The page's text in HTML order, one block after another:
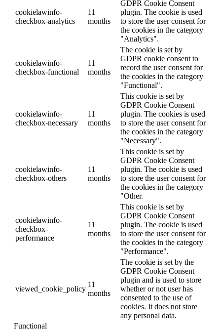
cookielawinfo-
checkbox-analytics
11
months
GDPR Cookie Consent
plugin. The cookie is used
to store the user consent for
the cookies in the category
"Analytics".
cookielawinfo-
checkbox-functional
11
months
The cookie is set by
GDPR cookie consent to
record the user consent for
the cookies in the category
"Functional".
cookielawinfo-
checkbox-necessary
11
months
This cookie is set by
GDPR Cookie Consent
plugin. The cookies is used
to store the user consent for
the cookies in the category
"Necessary".
cookielawinfo-
checkbox-others
11
months
This cookie is set by
GDPR Cookie Consent
plugin. The cookie is used
to store the user consent for
the cookies in the category
"Other.
cookielawinfo-
checkbox-
performance
11
months
This cookie is set by
GDPR Cookie Consent
plugin. The cookie is used
to store the user consent for
the cookies in the category
"Performance".
viewed_cookie_policy
11
months
The cookie is set by the
GDPR Cookie Consent
plugin and is used to store
whether or not user has
consented to the use of
cookies. It does not store
any personal data.
Functional